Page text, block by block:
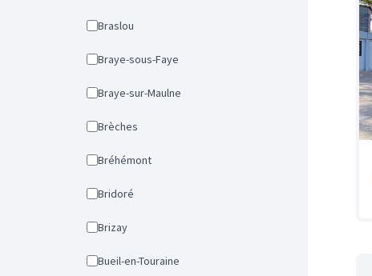
Braslou
Braye-sous-Faye
Braye-sur-Maulne
Brèches
Bréhémont
Bridoré
Brizay
Bueil-en-Touraine